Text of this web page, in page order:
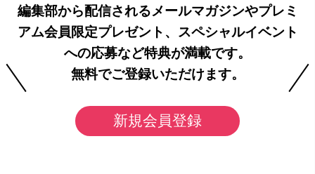
編集部から配信されるメールマガジンやプレミ
アム会員限定プレゼント、スペシャルイベント
への応募など特典が満載です。
無料でご登録いただけます。
新規会員登録